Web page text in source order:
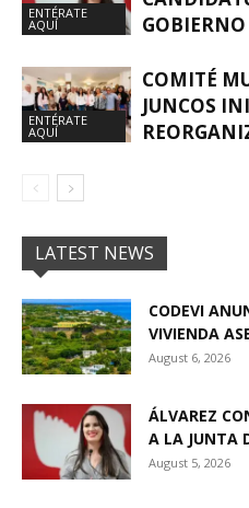
ENTÉRATE
AQUÍ
ENTÉRATE
AQUÍ
COMITÉ
JUNCOS
LATEST NEWS
CODEVI
VIVIENDA
August 6, 2026
ÁLVAREZ
A LA JUNTA
August 5, 2026